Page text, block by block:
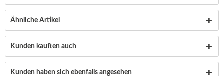
Ähnliche Artikel
Kunden kauften auch
Kunden haben sich ebenfalls angesehen